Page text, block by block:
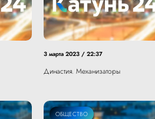
3 марта 2023 / 22:37
Династия. Механизаторы
ОБЩЕСТВО